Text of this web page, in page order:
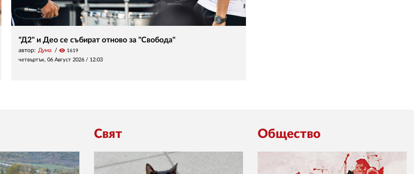
"Д2" и Део се събират отново за "Свобода"
автор: Дума visibility 1619
четвъртък, 06 Август 2026 / 12:03
Свят Общество